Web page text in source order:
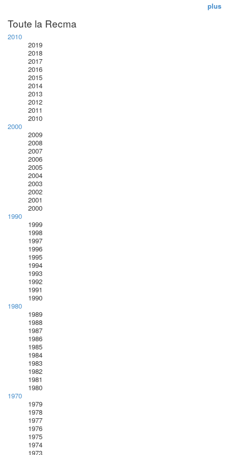
plus
Toute la Recma
2010
2019
2018
2017
2016
2015
2014
2013
2012
2011
2010
2000
2009
2008
2007
2006
2005
2004
2003
2002
2001
2000
1990
1999
1998
1997
1996
1995
1994
1993
1992
1991
1990
1980
1989
1988
1987
1986
1985
1984
1983
1982
1981
1980
1970
1979
1978
1977
1976
1975
1974
1973